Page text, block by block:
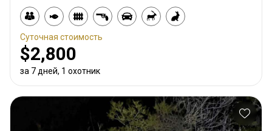
Суточная стоимость
$2,800
за 7 дней, 1 охотник